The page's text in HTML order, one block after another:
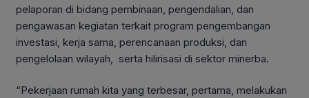
pelaporan di bidang pembinaan, pengendalian, dan
pengawasan kegiatan terkait program pengembangan
investasi, kerja sama, perencanaan produksi, dan
pengelolaan wilayah, serta hilirisasi di sektor minerba.
“Pekerjaan rumah kita yang terbesar, pertama, melakukan